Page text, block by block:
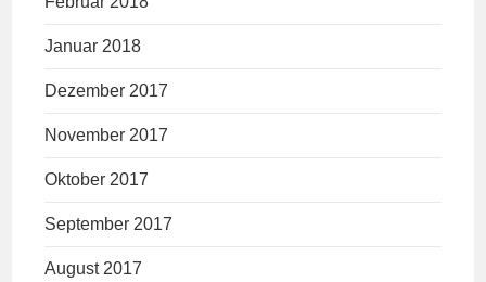
Januar 2018
Dezember 2017
November 2017
Oktober 2017
September 2017
August 2017